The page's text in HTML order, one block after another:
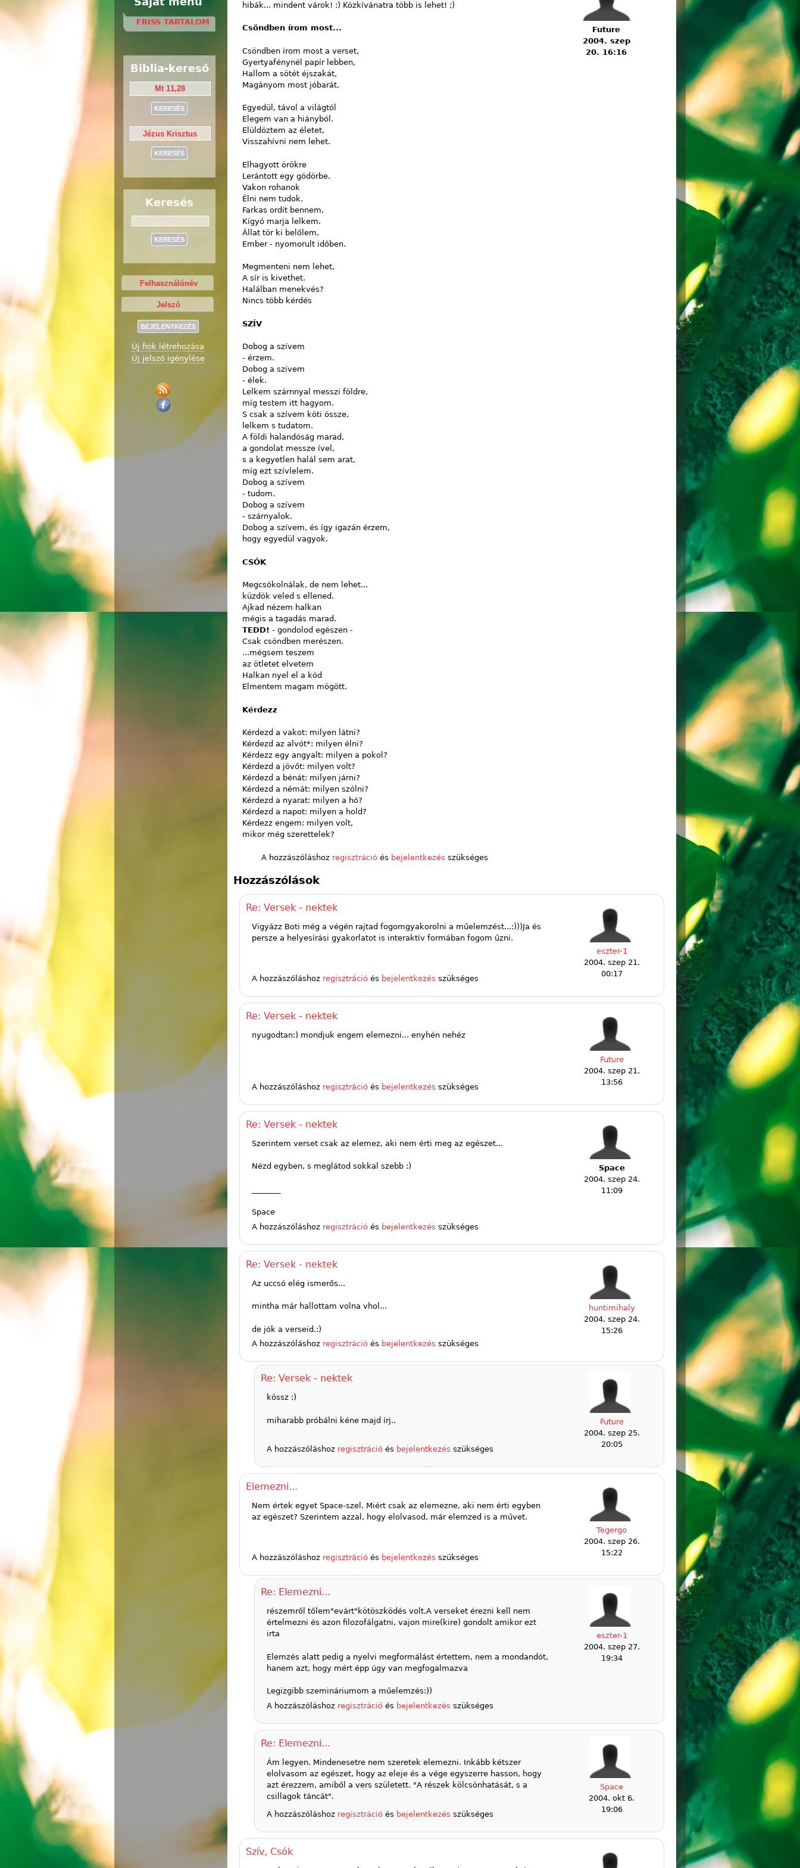
Future
2004. szep
20. 16:16
hibák... mindent várok! :) Közkívánatra több is lehet! ;)
Csöndben írom most...
Csöndben írom most a verset,
Gyertyafénynél papír lebben,
Hallom a sötét éjszakát,
Magányom most jóbarát.
Egyedül, távol a világtól
Elegem van a hiányból.
Elüldöztem az életet,
Visszahívni nem lehet.
Elhagyott örökre
Lerántott egy gödörbe.
Vakon rohanok
Élni nem tudok.
Farkas ordít bennem,
Kígyó marja lelkem.
Állat tör ki belőlem,
Ember - nyomorult időben.
Megmenteni nem lehet,
A sír is kivethet.
Halálban menekvés?
Nincs több kérdés
SZÍV
Dobog a szívem
- érzem.
Dobog a szívem
- élek.
Lelkem szárnnyal messzi földre,
míg testem itt hagyom.
S csak a szívem köti össze,
lelkem s tudatom.
A földi halandóság marad,
a gondolat messze ível,
s a kegyetlen halál sem arat,
míg ezt szívlelem.
Dobog a szívem
- tudom.
Dobog a szívem
- szárnyalok.
Dobog a szívem, és így igazán érzem,
hogy egyedül vagyok.
CSÓK
Megcsókolnálak, de nem lehet...
küzdök veled s ellened.
Ajkad nézem halkan
mégis a tagadás marad.
TEDD! - gondolod egészen -
Csak csöndben merészen.
...mégsem teszem
az ötletet elvetem
Halkan nyel el a köd
Elmentem magam mögött.
Kérdezz
Kérdezd a vakot: milyen látni?
Kérdezd az alvót*: milyen élni?
Kérdezz egy angyalt: milyen a pokol?
Kérdezd a jövőt: milyen volt?
Kérdezd a bénát: milyen járni?
Kérdezd a némát: milyen szólni?
Kérdezd a nyarat: milyen a hó?
Kérdezd a napot: milyen a hold?
Kérdezz engem: milyen volt,
mikor még szerettelek?
A hozzászóláshoz regisztrációés bejelentkezés szükséges
Hozzászólások
eszter-1
2004. szep 21.
00:17
Re: Versek - nektek
Vigyázz Boti még a végén rajtad fogomgyakorolni a műelemzést...:)))Ja és
persze a helyesírási gyakorlatot is interaktív formában fogom űzni.
A hozzászóláshoz regisztráció és bejelentkezés szükséges
Future
2004. szep 21.
13:56
Re: Versek - nektek
nyugodtan:) mondjuk engem elemezni... enyhén nehéz
A hozzászóláshoz regisztráció és bejelentkezés szükséges
Space
2004. szep 24.
11:09
Re: Versek - nektek
Szerintem verset csak az elemez, aki nem érti meg az egészet...
Nézd egyben, s meglátod sokkal szebb :)
Space
A hozzászóláshoz regisztráció és bejelentkezés szükséges
huntimihaly
2004. szep 24.
15:26
Re: Versek - nektek
Az uccsó elég ismerős...
mintha már hallottam volna vhol...
de jók a verseid.:)
A hozzászóláshoz regisztráció és bejelentkezés szükséges
Future
2004. szep 25.
20:05
Re: Versek - nektek
kössz :)
miharabb próbálni kéne majd írj..
A hozzászóláshoz regisztráció és bejelentkezés szükséges
Tegergo
2004. szep 26.
15:22
Elemezni...
Nem értek egyet Space-szel. Miért csak az elemezne, aki nem érti egyben
az egészet? Szerintem azzal, hogy elolvasod, már elemzed is a művet.
A hozzászóláshoz regisztráció és bejelentkezés szükséges
eszter-1
2004. szep 27.
19:34
Re: Elemezni...
részemről tőlem"evárt"kötöszködés volt.A verseket érezni kell nem
értelmezni és azon filozofálgatni, vajon mire(kire) gondolt amikor ezt
irta
Elemzés alatt pedig a nyelvi megformálást értettem, nem a mondandót,
hanem azt, hogy mért épp úgy van megfogalmazva
Legizgibb szemináriumom a műelemzés:))
A hozzászóláshoz regisztráció és bejelentkezés szükséges
Space
2004. okt 6.
19:06
Re: Elemezni...
Ám legyen. Mindenesetre nem szeretek elemezni. Inkább kétszer
elolvasom az egészet, hogy az eleje és a vége egyszerre hasson, hogy
azt érezzem, amiből a vers született. "A részek kölcsönhatását, s a
csillagok táncát".
A hozzászóláshoz regisztráció és bejelentkezés szükséges
Szív, Csók
FRISS TARTALOM
Biblia-kereső
Keresés
Új fiók létrehozása
Új jelszó igénylése